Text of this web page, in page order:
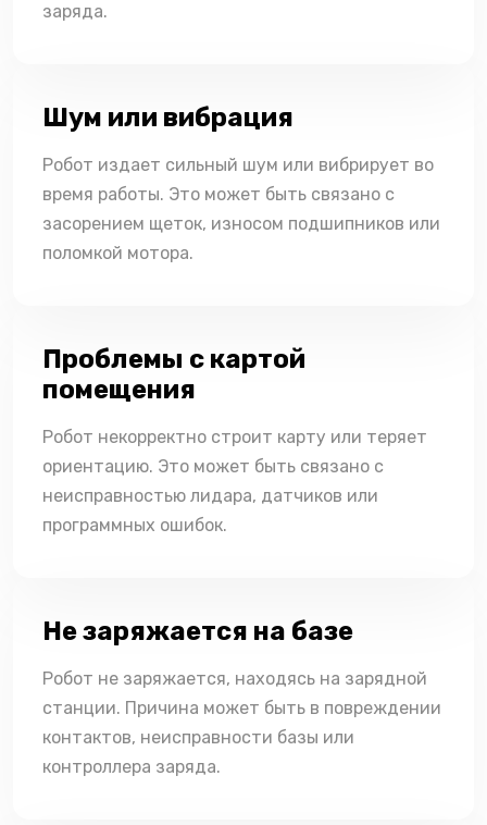
заряда.
Шум или вибрация
Робот издает сильный шум или вибрирует во
время работы. Это может быть связано с
засорением щеток, износом подшипников или
поломкой мотора.
Проблемы с картой
помещения
Робот некорректно строит карту или теряет
ориентацию. Это может быть связано с
неисправностью лидара, датчиков или
программных ошибок.
Не заряжается на базе
Робот не заряжается, находясь на зарядной
станции. Причина может быть в повреждении
контактов, неисправности базы или
контроллера заряда.